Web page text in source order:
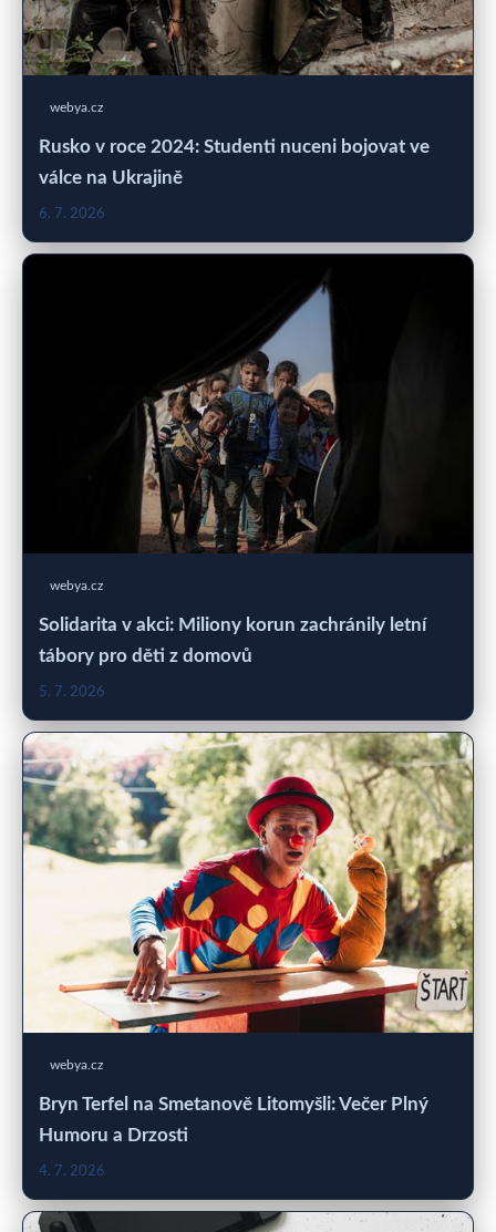
webya.cz
Rusko v roce 2024: Studenti nuceni bojovat ve
válce na Ukrajině
6. 7. 2026
webya.cz
Solidarita v akci: Miliony korun zachránily letní
tábory pro děti z domovů
5. 7. 2026
webya.cz
Bryn Terfel na Smetanově Litomyšli: Večer Plný
Humoru a Drzosti
4. 7. 2026